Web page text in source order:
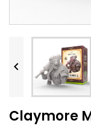

Claymore